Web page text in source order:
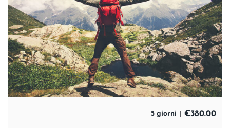
5 giorni €380.00